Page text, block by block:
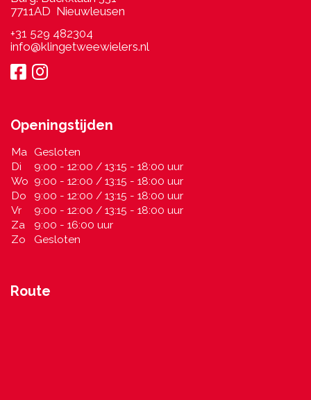
7711AD Nieuwleusen
+31 529 482304
info@klingetweewielers.nl
Openingstijden
Ma Gesloten
Di
9:00 - 12:00 / 13:15 - 18:00 uur
Wo 9:00 - 12:00 / 13:15 - 18:00 uur
Do
9:00 - 12:00 / 13:15 - 18:00 uur
Vr
9:00 - 12:00 / 13:15 - 18:00 uur
Za
9:00 - 16:00 uur
Zo
Gesloten
Route